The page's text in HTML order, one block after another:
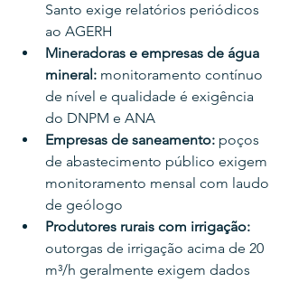
Santo exige relatórios periódicos
ao AGERH
Mineradoras e empresas de água
mineral: monitoramento contínuo
de nível e qualidade é exigência
do DNPM e ANA
Empresas de saneamento: poços
de abastecimento público exigem
monitoramento mensal com laudo
de geólogo
Produtores rurais com irrigação:
outorgas de irrigação acima de 20
m³/h geralmente exigem dados